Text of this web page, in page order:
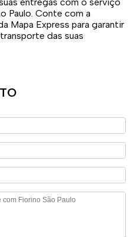
Paulo. Conte com a
Mapa Express para garantir
das suas